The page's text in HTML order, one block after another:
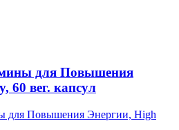
для Повышения
60 вег. капсул